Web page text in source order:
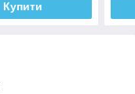
Купити